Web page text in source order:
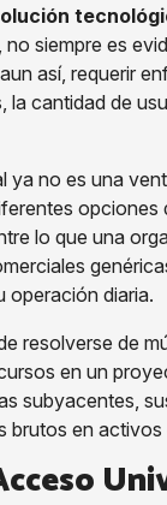
siempre es
así, requerir
la cantidad de
ya no es una
opciones
lo que una
operación diaria.
resolverse de
en un
subyacentes,
en